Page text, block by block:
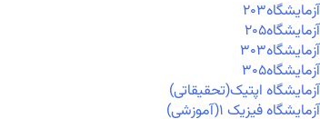
آزمايشگاه۲۰۳
آزمايشگاه۲۰۵
آزمايشگاه۳۰۳
آزمايشگاه۳۰۵
آزمایشگاه اپتیک(تحقیقاتی)
آزمایشگاه فیزیک ۱(آموزشی)